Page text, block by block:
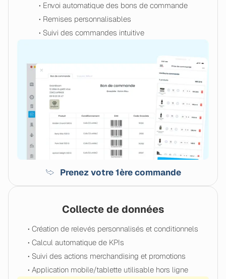
Collecte de données
• Création de relevés personnalisés et conditionnels
• Calcul automatique de KPIs
• Suivi des actions merchandising et promotions
• Application mobile/tablette utilisable hors ligne
• Envoi automatique des bons de commande
• Remises personnalisables
• Suivi des commandes intuitive
Prenez votre 1ère commande